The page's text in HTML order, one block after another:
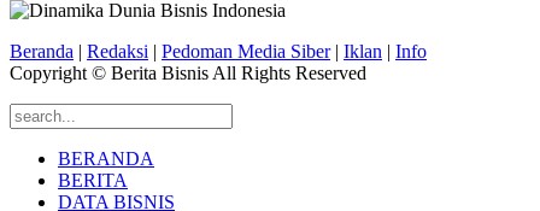
Beranda | Redaksi | Pedoman Media Siber| Iklan | Info
Copyright © Berita Bisnis All Rights Reserved
BERANDA
BERITA
DATA BISNIS